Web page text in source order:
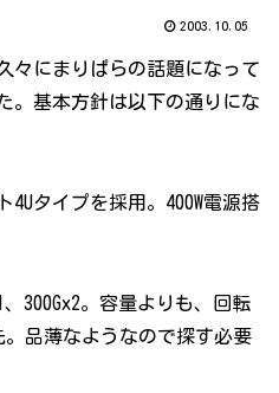
2003.10.05
々にまりぱらの話題になって
。基本方針は以下の通りにな
タイプを採用。400W電源搭
300Gx2。容量よりも、回転
品薄なようなので探す必要